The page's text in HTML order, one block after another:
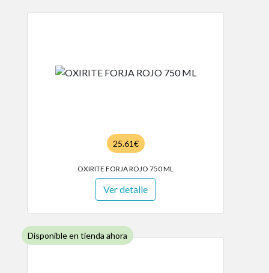
25.61€
OXIRITE FORJA ROJO 750 ML
Ver detalle
Disponible en tienda ahora